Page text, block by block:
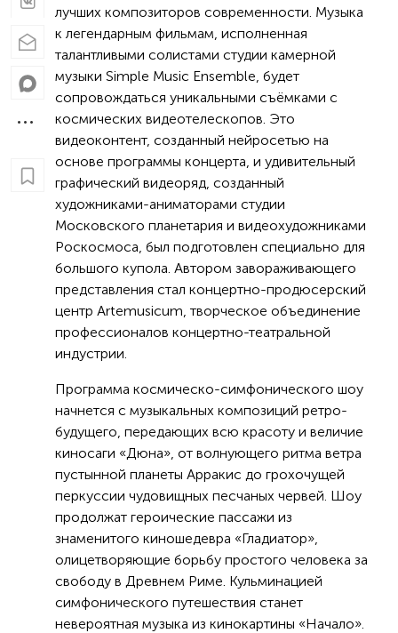
лучших композиторов современности. Музыка
к легендарным фильмам, исполненная
талантливыми солистами студии камерной
музыки Simple Music Ensemble, будет
сопровождаться уникальными съёмками с
космических видеотелескопов. Это
видеоконтент, созданный нейросетью на
основе программы концерта, и удивительный
графический видеоряд, созданный
художниками-аниматорами студии
Московского планетария и видеохудожниками
Роскосмоса, был подготовлен специально для
большого купола. Автором завораживающего
представления стал концертно-продюсерский
центр Artemusicum, творческое объединение
профессионалов концертно-театральной
индустрии.
Программа космическо-симфонического шоу
начнется с музыкальных композиций ретро-
будущего, передающих всю красоту и величие
киносаги «Дюна», от волнующего ритма ветра
пустынной планеты Арракис до грохочущей
перкуссии чудовищных песчаных червей. Шоу
продолжат героические пассажи из
знаменитого киношедевра «Гладиатор»,
олицетворяющие борьбу простого человека за
свободу в Древнем Риме. Кульминацией
симфонического путешествия станет
невероятная музыка из кинокартины «Начало».